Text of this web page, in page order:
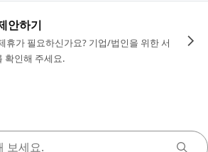
안하기
휴가 필요하신가요? 기업/법인을 위한 서
확인해 주세요.